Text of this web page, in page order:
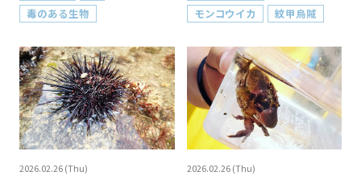
毒のある生物
モンコウイカ
紋甲烏賊
2026.02.26 (Thu) 2026.02.26 (Thu)